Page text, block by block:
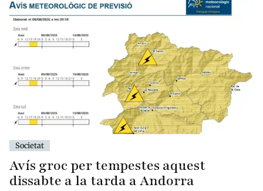
Societat
Avís groc per tempestes aquest
dissabte a la tarda a Andorra